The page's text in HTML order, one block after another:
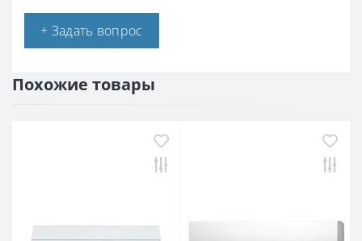
+ Задать вопрос
Похожие товары